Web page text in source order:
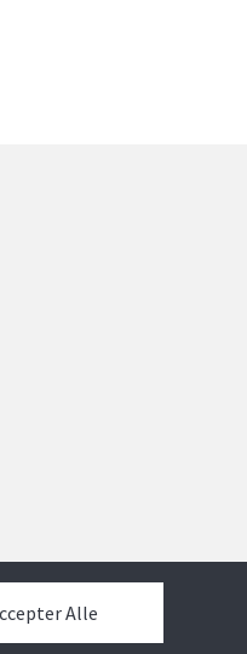
Alle